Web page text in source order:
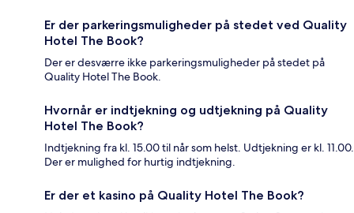
Er der parkeringsmuligheder på stedet ved Quality
Hotel The Book?
Der er desværre ikke parkeringsmuligheder på stedet på
Quality Hotel The Book.
Hvornår er indtjekning og udtjekning på Quality
Hotel The Book?
Indtjekning fra kl. 15.00 til når som helst. Udtjekning er kl. 11.00.
Der er mulighed for hurtig indtjekning.
Er der et kasino på Quality Hotel The Book?